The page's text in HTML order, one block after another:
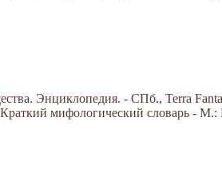
Энциклопедия. - СПб., Terra
мифологический словарь - М.: